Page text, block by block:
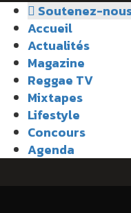
Soutenez-
Accueil
Actualités
Magazine
Reggae TV
Mixtapes
Lifestyle
Concours
Agenda